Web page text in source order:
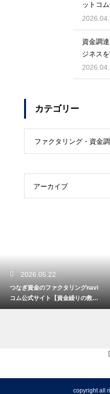
ットコ
う】
資金調
ジネスを
カテゴリー
ファクタリング・資金
アーカイブ
2026.05.22
つなぎ資金のファクタリングnavi
コム公式サイト【資金繰りの救世
主】
copyright all